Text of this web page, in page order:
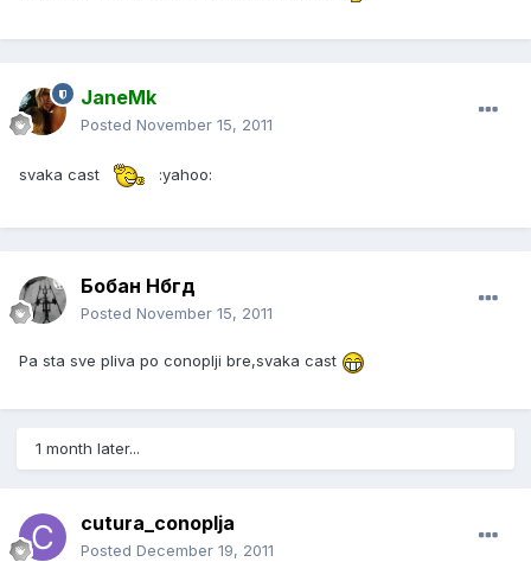
JaneMk
Posted November 15, 2011
svaka cast :yahoo:
Бобан Нбгд
Posted November 15, 2011
Pa sta sve pliva po conoplji bre,svaka cast
1 month later...
cutura_conoplja
Posted December 19, 2011